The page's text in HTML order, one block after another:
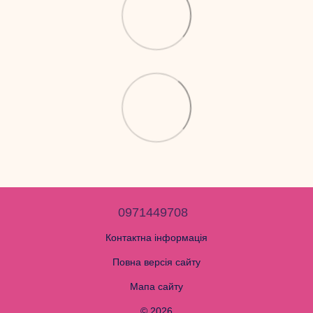
0971449708
Контактна інформація
Повна версія сайту
Мапа сайту